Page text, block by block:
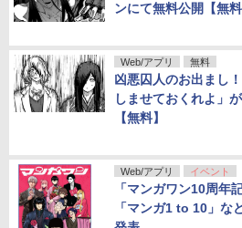
ンにて無料公開【無料
Web/アプリ 無料
凶悪囚人のお出まし
しませておくれよ」
【無料】
Web/アプリ イベント
「マンガワン10周年
「マンガ1 to 10」な